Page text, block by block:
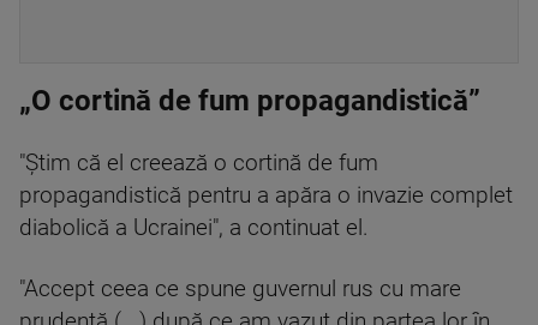
„O cortină de fum propagandistică”
"Ştim că el creează o cortină de fum
propagandistică pentru a apăra o invazie complet
diabolică a Ucrainei", a continuat el.
"Accept ceea ce spune guvernul rus cu mare